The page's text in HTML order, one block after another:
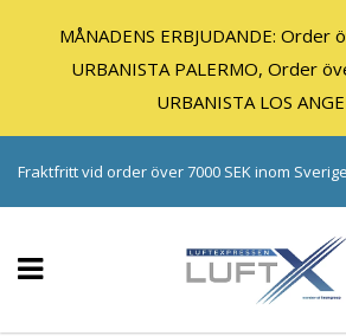
MÅNADENS ERBJUDANDE: Order
URBANISTA PALERMO, Order
URBANISTA LOS
Fraktfritt vid order över 7000 SEK inom